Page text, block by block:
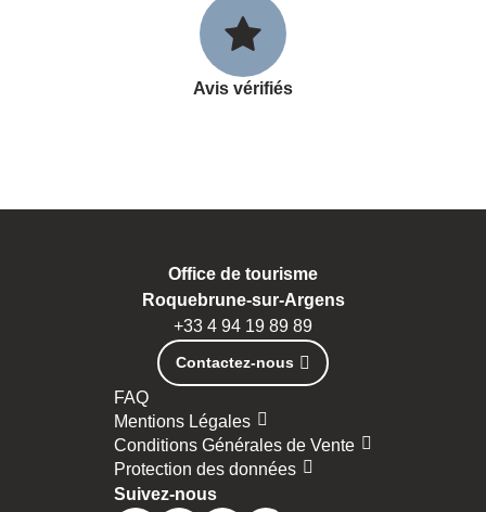
Avis vérifiés
FAQ
Mentions Légales
Conditions Générales de Vente
Protection des données
Suivez-nous
Office de tourisme
Roquebrune-sur-Argens
+33 4 94 19 89 89
Contactez-nous